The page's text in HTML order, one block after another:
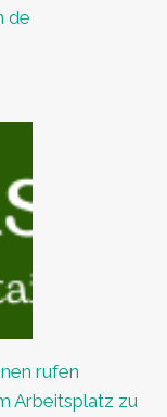
de
rufen
Arbeitsplatz zu